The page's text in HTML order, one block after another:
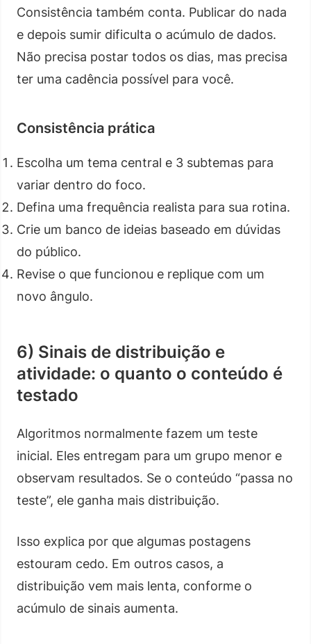
Consistência também conta. Publicar do nada
e depois sumir dificulta o acúmulo de dados.
Não precisa postar todos os dias, mas precisa
ter uma cadência possível para você.
Consistência prática
Escolha um tema central e 3 subtemas para
variar dentro do foco.
Defina uma frequência realista para sua rotina.
Crie um banco de ideias baseado em dúvidas
do público.
Revise o que funcionou e replique com um
novo ângulo.
6) Sinais de distribuição e
atividade: o quanto o conteúdo é
testado
Algoritmos normalmente fazem um teste
inicial. Eles entregam para um grupo menor e
observam resultados. Se o conteúdo “passa no
teste”, ele ganha mais distribuição.
Isso explica por que algumas postagens
estouram cedo. Em outros casos, a
distribuição vem mais lenta, conforme o
acúmulo de sinais aumenta.